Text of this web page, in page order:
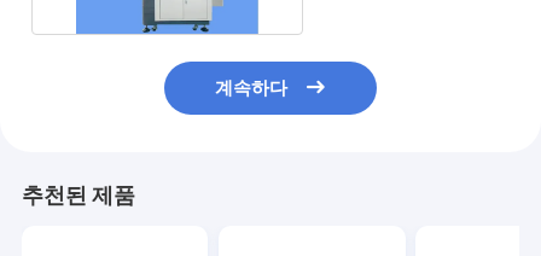
계속하다
추천된 제품